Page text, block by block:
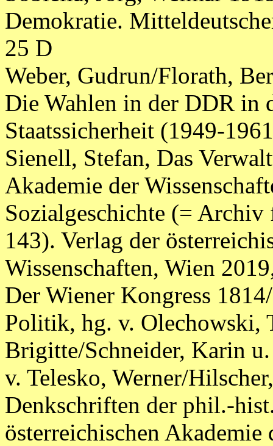
Demokratie.
25 D
Weber, Gudrun/Florath,
Die Wahlen in der DDR in
Staatssicherheit (1949-
Sienell, Stefan, Das
Akademie der
Sozialgeschichte (= Archiv
143). Verlag der
Wissenschaften, Wien
Der Wiener Kongress
Politik, hg. v. Olechowski,
Brigitte/Schneider, Karin
v. Telesko, Werner/
Denkschriften der phil.-
österreichischen Akademie